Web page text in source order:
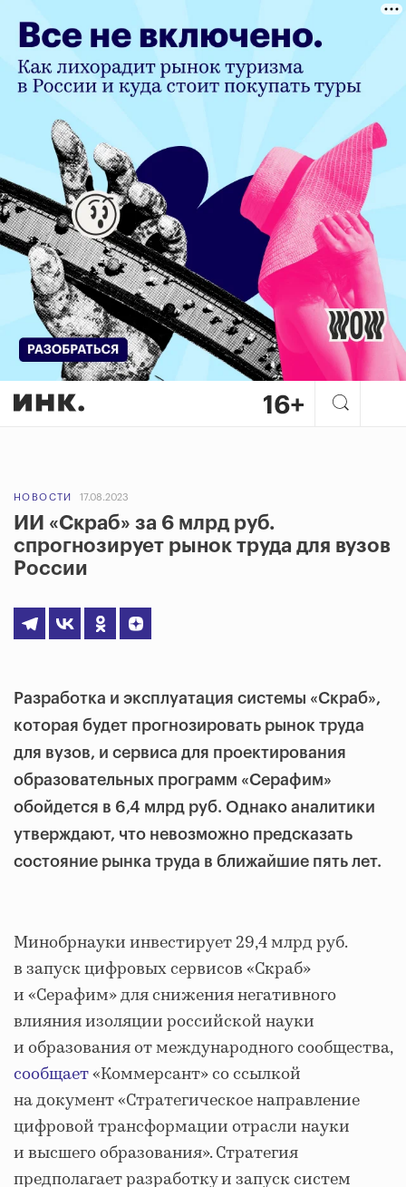
НОВОСТИ 17.08.2023
ИИ «Скраб» за 6 млрд руб.
спрогнозирует рынок труда для вузов
России
Разработка и эксплуатация системы «Скраб»,
которая будет прогнозировать рынок труда
для вузов, и сервиса для проектирования
образовательных программ «Серафим»
обойдется в 6,4 млрд руб. Однако аналитики
утверждают, что невозможно предсказать
состояние рынка труда в ближайшие пять лет.
Минобрнауки инвестирует 29,4 млрд руб.
в запуск цифровых сервисов «Скраб»
и «Серафим» для снижения негативного
влияния изоляции российской науки
и образования от международного сообщества,
сообщает«Коммерсант» со ссылкой
на документ «Стратегическое направление
цифровой трансформации отрасли науки
и высшего образования». Стратегия
предполагает разработку и запуск систем